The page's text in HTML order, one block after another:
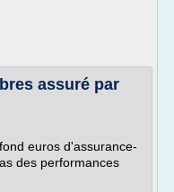
assuré par
euros d'assurance-
des performances